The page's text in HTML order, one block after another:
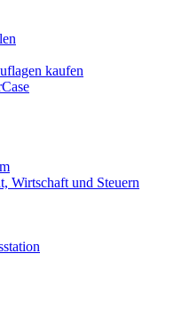
kaufen
Wirtschaft und Steuern